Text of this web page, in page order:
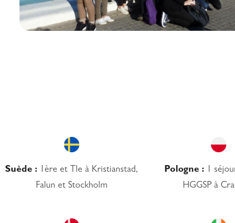
Suède : 1ère et Tle à Kristianstad,
Falun et Stockholm
Pologne : 1
HGGSP à